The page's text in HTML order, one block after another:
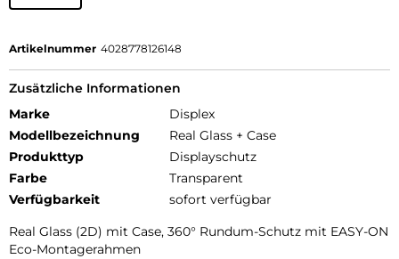
Artikelnummer 4028778126148
Zusätzliche Informationen
Marke
Displex
Modellbezeichnung
Real Glass + Case
Produkttyp
Displayschutz
Farbe
Transparent
Verfügbarkeit
sofort verfügbar
Real Glass (2D) mit Case, 360° Rundum-Schutz mit EASY-ON
Eco-Montagerahmen